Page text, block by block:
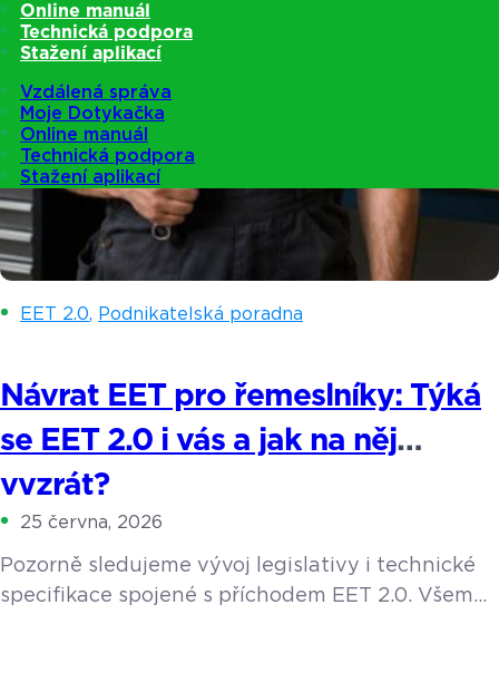
Online manuál
Technická podpora
Stažení aplikací
Vzdálená správa
Moje Dotykačka
Online manuál
Technická podpora
Stažení aplikací
EET 2.0, Podnikatelská poradna
Návrat EET pro řemeslníky: Týká
se EET 2.0 i vás a jak na něj
vyzrát?
25 června, 2026
Pozorně sledujeme vývoj legislativy i technické
specifikace spojené s příchodem EET 2.0. Všem